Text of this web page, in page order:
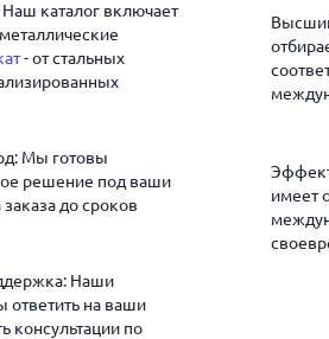
каталог включает
- от стальных
Мы готовы
решение под ваши
до сроков
имеет
Наши
ответить на ваши
консультации по